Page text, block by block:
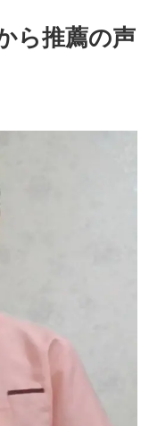
ら推薦の声